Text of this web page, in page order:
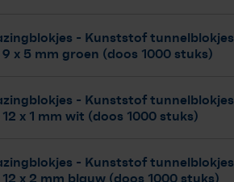
- Kunststof tunnelblokjes
9 x 5 mm groen (doos 1000 stuks)
- Kunststof tunnelblokjes
12 x 1 mm wit (doos 1000 stuks)
- Kunststof tunnelblokjes
12 x 2 mm blauw (doos 1000 stuks)